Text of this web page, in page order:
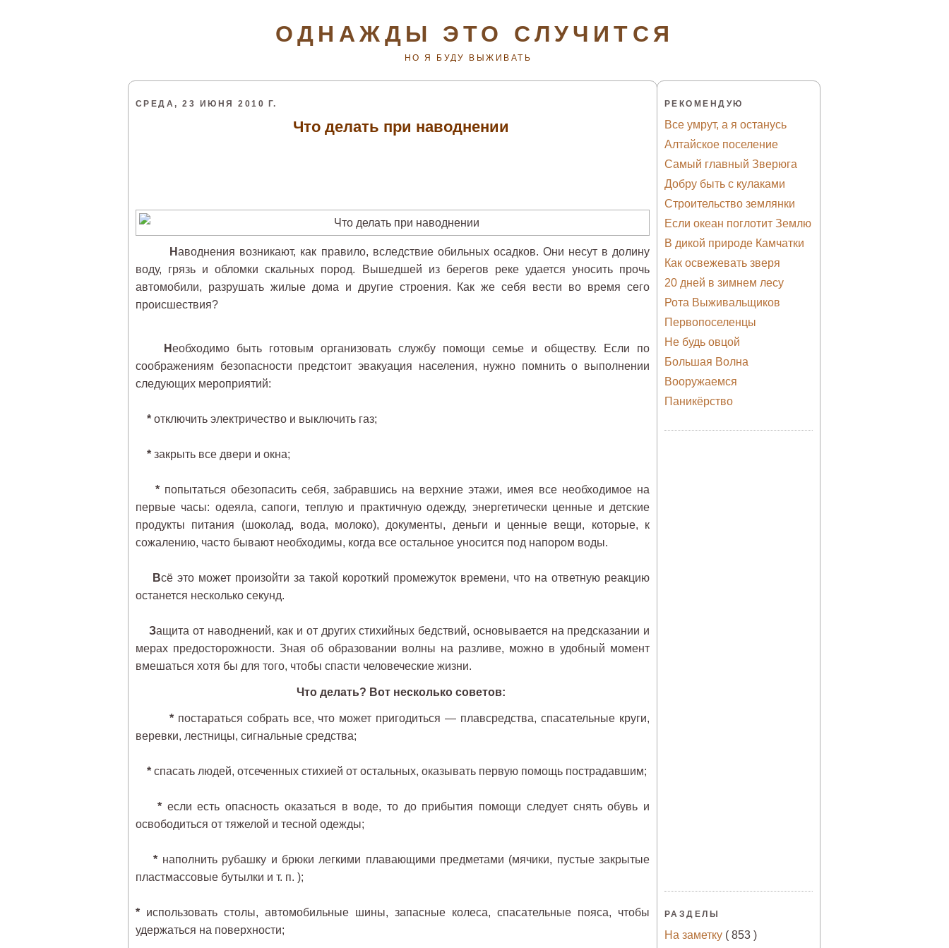
ОДНАЖДЫ ЭТО СЛУЧИТСЯ
НО Я БУДУ ВЫЖИВАТЬ
СРЕДА, 23 ИЮНЯ 2010 Г.
Что делать при наводнении
Наводнения возникают, как правило, вследствие обильных осадков. Они несут в долину
воду, грязь и обломки скальных пород. Вышедшей из берегов реке удается уносить прочь
автомобили, разрушать жилые дома и другие строения. Как же себя вести во время сего
происшествия?
Необходимо быть готовым организовать службу помощи семье и обществу. Если по
соображениям безопасности предстоит эвакуация населения, нужно помнить о выполнении
следующих мероприятий:
* отключить электричество и выключить газ;
* закрыть все двери и окна;
*попытаться обезопасить себя, забравшись на верхние этажи, имея все необходимое на
первые часы: одеяла, сапоги, теплую и практичную одежду, энергетически ценные и детские
продукты питания (шоколад, вода, молоко), документы, деньги и ценные вещи, которые, к
сожалению, часто бывают необходимы, когда все остальное уносится под напором воды.
Всё это может произойти за такой короткий промежуток времени, что на ответную реакцию
останется несколько секунд.
Защита от наводнений, как и от других стихийных бедствий, основывается на предсказании и
мерах предосторожности. Зная об образовании волны на разливе, можно в удобный момент
вмешаться хотя бы для того, чтобы спасти человеческие жизни.
Что делать? Вот несколько советов:
*постараться собрать все, что может пригодиться — плавсредства, спасательные круги,
веревки, лестницы, сигнальные средства;
* спасать людей, отсеченных стихией от остальных, оказывать первую помощь пострадавшим;
*если есть опасность оказаться в воде, то до прибытия помощи следует снять обувь и
освободиться от тяжелой и тесной одежды;
* наполнить рубашку и брюки легкими плавающими предметами (мячики, пустые закрытые
пластмассовые бутылки и т. п. );
* использовать столы, автомобильные шины, запасные колеса, спасательные пояса, чтобы
удержаться на поверхности;
РЕКОМЕНДУЮ
Все умрут, а я останусь
Алтайское поселение
Самый главный Зверюга
Добру быть с кулаками
Строительство землянки
Если океан поглотит Землю
В дикой природе Камчатки
Как освежевать зверя
20 дней в зимнем лесу
Рота Выживальщиков
Первопоселенцы
Не будь овцой
Большая Волна
Вооружаемся
Паникёрство
РАЗДЕЛЫ
На заметку ( 853 )